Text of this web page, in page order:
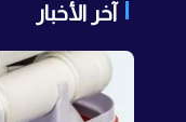
آخر الأخبار